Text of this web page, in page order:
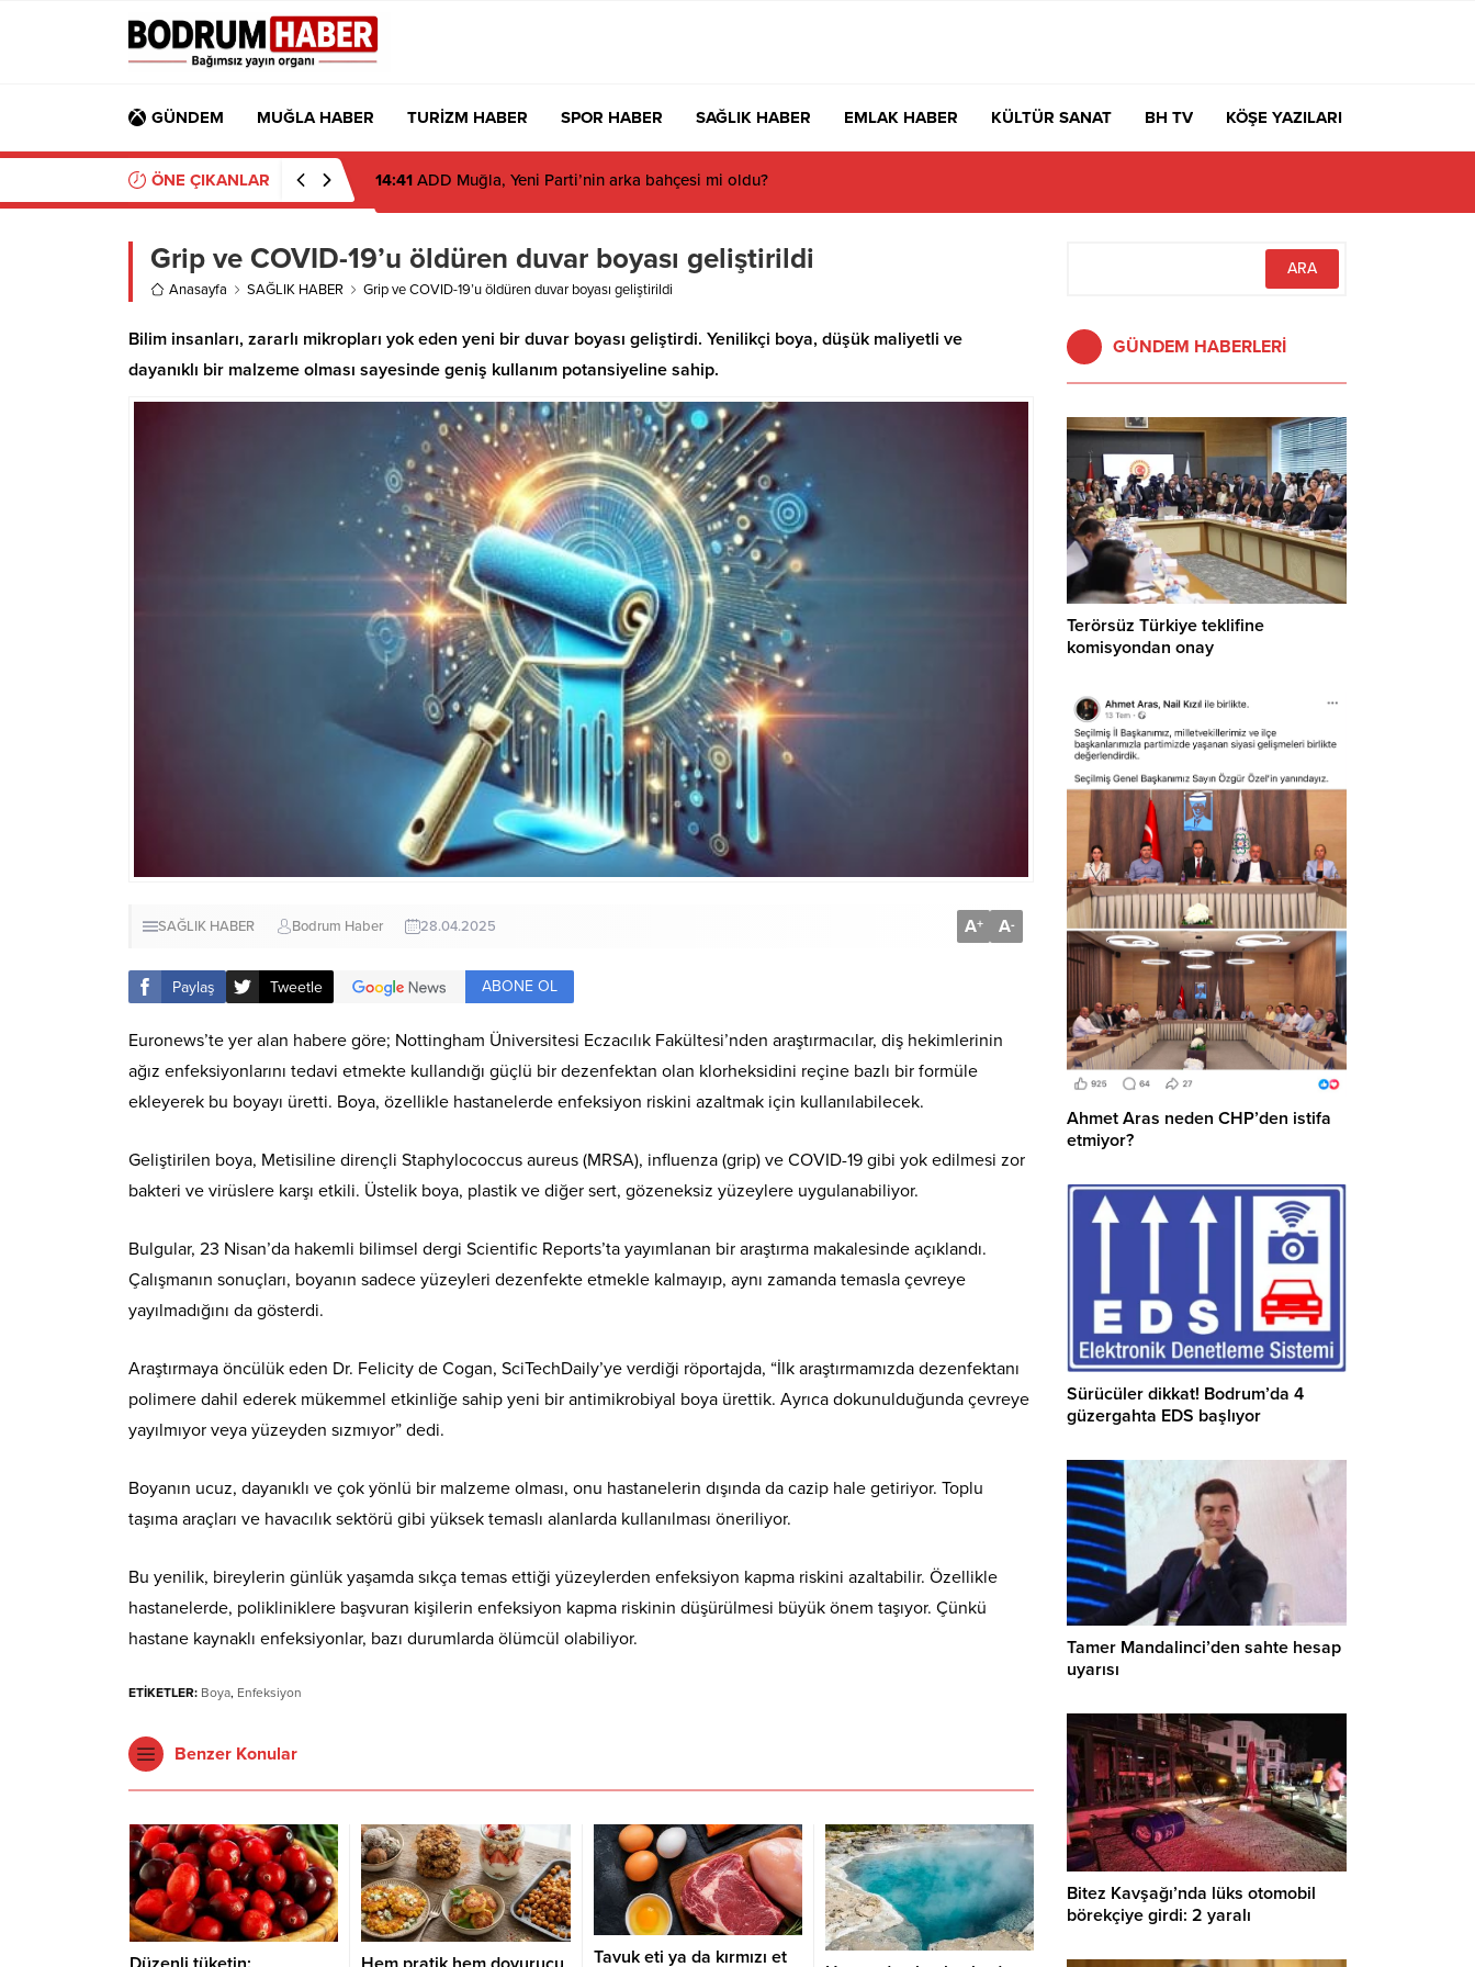
GÜNDEM MUĞLA HABER TURİZM HABER SPOR HABER SAĞLIK HABER EMLAK HABER KÜLTÜR SANAT BH TV KÖŞE YAZILARI
ÖNE ÇIKANLAR 14:41 ADD Muğla, Yeni Parti’nin arka bahçesi mi oldu?
Grip ve COVID-19’u öldüren duvar boyası geliştirildi
Anasayfa SAĞLIK HABER Grip ve COVID-19’u öldüren duvar boyası geliştirildi
Bilim insanları, zararlı mikropları yok eden yeni bir duvar boyası geliştirdi. Yenilikçi boya, düşük maliyetli ve
dayanıklı bir malzeme olması sayesinde geniş kullanım potansiyeline sahip.
SAĞLIK HABER Bodrum Haber 28.04.2025 A+ A-
Paylaş Tweetle ABONE OL
Euronews’te yer alan habere göre; Nottingham Üniversitesi Eczacılık Fakültesi’nden araştırmacılar, diş hekimlerinin
ağız enfeksiyonlarını tedavi etmekte kullandığı güçlü bir dezenfektan olan klorheksidini reçine bazlı bir formüle
ekleyerek bu boyayı üretti. Boya, özellikle hastanelerde enfeksiyon riskini azaltmak için kullanılabilecek.
Geliştirilen boya, Metisiline dirençli Staphylococcus aureus (MRSA), influenza (grip) ve COVID-19 gibi yok edilmesi zor
bakteri ve virüslere karşı etkili. Üstelik boya, plastik ve diğer sert, gözeneksiz yüzeylere uygulanabiliyor.
Bulgular, 23 Nisan’da hakemli bilimsel dergi Scientific Reports’ta yayımlanan bir araştırma makalesinde açıklandı.
Çalışmanın sonuçları, boyanın sadece yüzeyleri dezenfekte etmekle kalmayıp, aynı zamanda temasla çevreye
yayılmadığını da gösterdi.
Araştırmaya öncülük eden Dr. Felicity de Cogan, SciTechDaily’ye verdiği röportajda, “İlk araştırmamızda dezenfektanı
polimere dahil ederek mükemmel etkinliğe sahip yeni bir antimikrobiyal boya ürettik. Ayrıca dokunulduğunda çevreye
yayılmıyor veya yüzeyden sızmıyor” dedi.
Boyanın ucuz, dayanıklı ve çok yönlü bir malzeme olması, onu hastanelerin dışında da cazip hale getiriyor. Toplu
taşıma araçları ve havacılık sektörü gibi yüksek temaslı alanlarda kullanılması öneriliyor.
Bu yenilik, bireylerin günlük yaşamda sıkça temas ettiği yüzeylerden enfeksiyon kapma riskini azaltabilir. Özellikle
hastanelerde, polikliniklere başvuran kişilerin enfeksiyon kapma riskinin düşürülmesi büyük önem taşıyor. Çünkü
hastane kaynaklı enfeksiyonlar, bazı durumlarda ölümcül olabiliyor.
ETİKETLER: Boya, Enfeksiyon
Benzer Konular
Tavuk eti ya da kırmızı et
GÜNDEM HABERLERİ
Terörsüz Türkiye teklifine
komisyondan onay
Ahmet Aras neden CHP’den istifa
etmiyor?
Sürücüler dikkat! Bodrum’da 4
güzergahta EDS başlıyor
Tamer Mandalinci’den sahte hesap
uyarısı
Bitez Kavşağı’nda lüks otomobil
börekçiye girdi: 2 yaralı